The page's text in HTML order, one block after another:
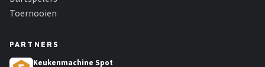
Toernooien
PARTNERS
Keukenmachine Spot